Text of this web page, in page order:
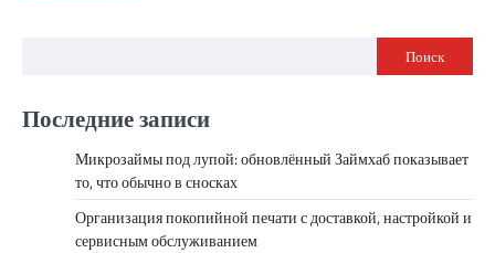
Поиск
Последние записи
Микрозаймы под лупой: обновлённый Займхаб показывает
то, что обычно в сносках
Организация покопийной печати с доставкой, настройкой и
сервисным обслуживанием